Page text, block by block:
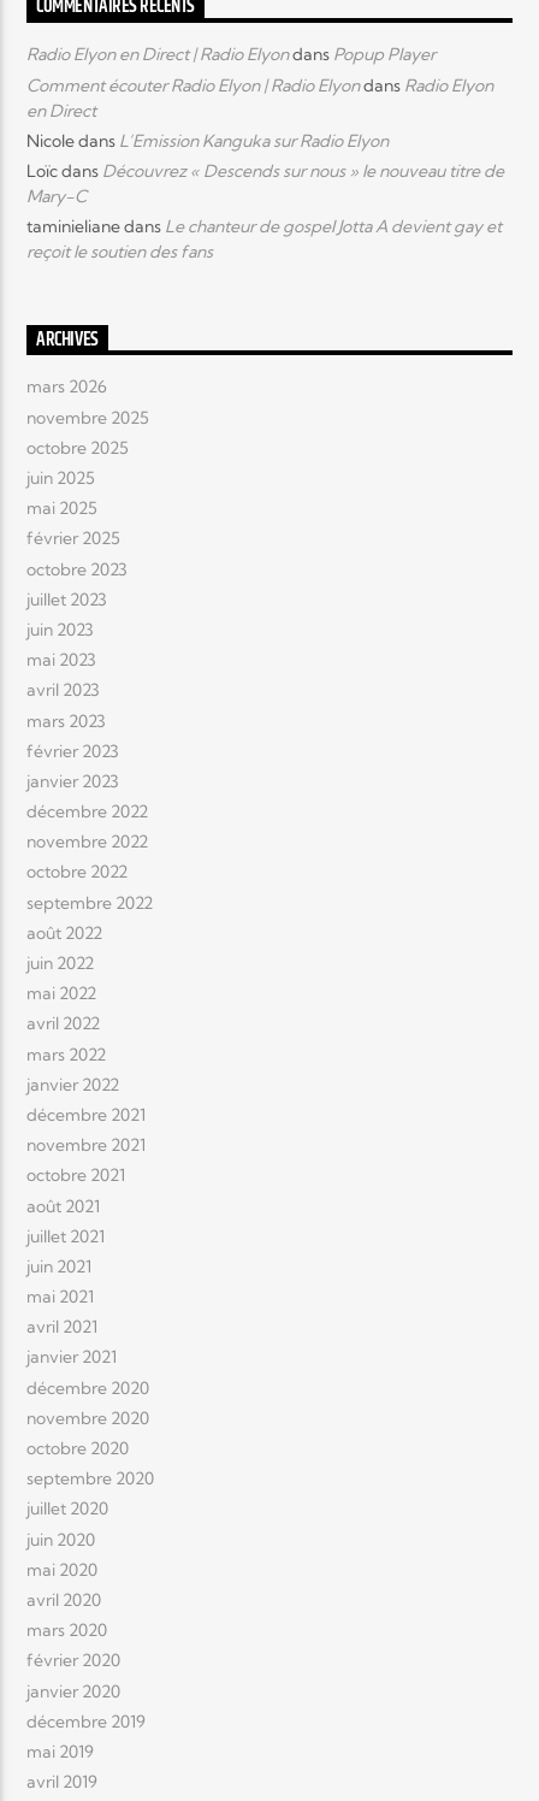
COMMENTAIRES RÉCENTS
Radio Elyon en Direct | Radio Elyondans Popup Player
Comment écouter Radio Elyon | Radio Elyondans Radio Elyon
en Direct
Nicoledans L’Emission Kanguka sur Radio Elyon
Loïcdans Découvrez « Descends sur nous » le nouveau titre de
Mary-C
taminielianedans Le chanteur de gospel Jotta A devient gay et
reçoit le soutien des fans
ARCHIVES
mars 2026
novembre 2025
octobre 2025
juin 2025
mai 2025
février 2025
octobre 2023
juillet 2023
juin 2023
mai 2023
avril 2023
mars 2023
février 2023
janvier 2023
décembre 2022
novembre 2022
octobre 2022
septembre 2022
août 2022
juin 2022
mai 2022
avril 2022
mars 2022
janvier 2022
décembre 2021
novembre 2021
octobre 2021
août 2021
juillet 2021
juin 2021
mai 2021
avril 2021
janvier 2021
décembre 2020
novembre 2020
octobre 2020
septembre 2020
juillet 2020
juin 2020
mai 2020
avril 2020
mars 2020
février 2020
janvier 2020
décembre 2019
mai 2019
avril 2019